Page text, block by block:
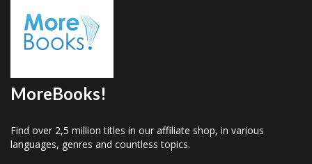
MoreBooks!
Find over 2,5 million titles in our affiliate shop, in various
languages, genres and countless topics.